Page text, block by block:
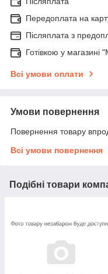
Передоплата на
Післяплата з
Готівкою у магазині
Всі умови оплати
Умови повернення
Повернення товару
Всі умови повернення
Подібні товари